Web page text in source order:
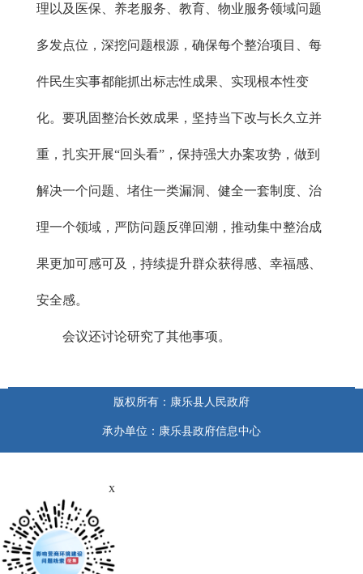
理以及医保、养老服务、教育、物业服务领域问题
多发点位，深挖问题根源，确保每个整治项目、每
件民生实事都能抓出标志性成果、实现根本性变
化。要巩固整治长效成果，坚持当下改与长久立并
重，扎实开展“回头看”，保持强大办案攻势，做到
解决一个问题、堵住一类漏洞、健全一套制度、治
理一个领域，严防问题反弹回潮，推动集中整治成
果更加可感可及，持续提升群众获得感、幸福感、
安全感。
会议还讨论研究了其他事项。
版权所有：康乐县人民政府
承办单位：康乐县政府信息中心
x